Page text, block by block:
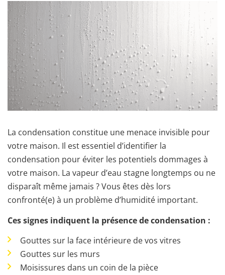
La condensation constitue une menace invisible pour
votre maison. Il est essentiel d’identifier la
condensation pour éviter les potentiels dommages à
votre maison. La vapeur d’eau stagne longtemps ou ne
disparaît même jamais ? Vous êtes dès lors
confronté(e) à un problème d’humidité important.
Ces signes indiquent la présence de condensation :
Gouttes sur la face intérieure de vos vitres
Gouttes sur les murs
Moisissures dans un coin de la pièce